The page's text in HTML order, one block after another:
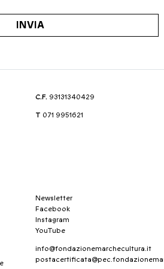
INVIA
C.F. 93131340429
T 071 9951621
Newsletter
Facebook
Instagram
YouTube
info@fondazionemarchecultura.it